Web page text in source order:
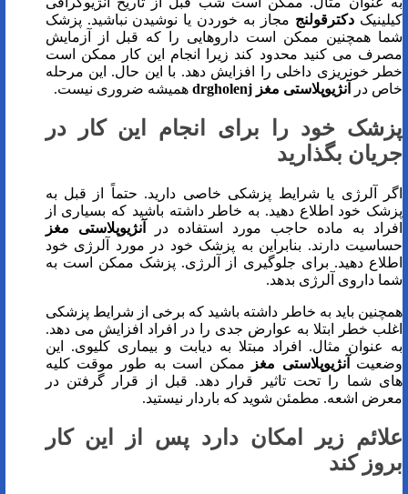
کیلینیک دکترقولنج مجاز به خوردن یا نوشیدن نباشید. پزشک
شما همچنین ممکن است داروهایی را که قبل از آزمایش
مصرف می کنید محدود کند زیرا انجام این کار ممکن است
خطر خونریزی داخلی را افزایش دهد. با این حال. این مرحله
خاص در
آنژیوپلاستی مغز drgholenj همیشه ضروری نیست.
پزشک خود را برای انجام این کار در
جریان بگذارید
اگر آلرژی یا شرایط پزشکی خاصی دارید. حتماً از قبل به
پزشک خود اطلاع دهید. به خاطر داشته باشید که بسیاری از
افراد به ماده حاجب مورد استفاده در
آنژیوپلاستی مغز
حساسیت دارند. بنابراین به پزشک خود در مورد آلرژی خود
اطلاع دهید. برای جلوگیری از آلرژی. پزشک ممکن است به
شما داروی آلرژی بدهد.
همچنین باید به خاطر داشته باشید که برخی از شرایط پزشکی
اغلب خطر ابتلا به عوارض جدی را در افراد افزایش می دهد.
به عنوان مثال. افراد مبتلا به دیابت و بیماری کلیوی. این
وضعیت
آنژیوپلاستی مغز
ممکن است به طور موقت کلیه
های شما را تحت تاثیر قرار دهد. قبل از قرار گرفتن در
معرض اشعه. مطمئن شوید که باردار نیستید.
علائم زیر امکان دارد پس از این کار
بروز کند